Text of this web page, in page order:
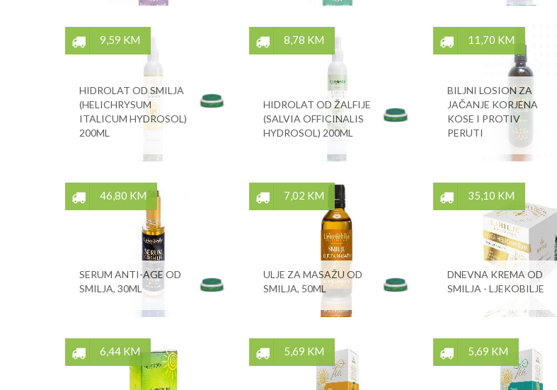
9,59 KM
HIDROLAT OD SMILJA
(HELICHRYSUM
ITALICUM HYDROSOL)
200ML
8,78 KM
HIDROLAT OD ŽALFIJE
(SALVIA OFFICINALIS
HYDROSOL) 200ML
11,70 KM
BILJNI LOSION ZA
JAČANJE KORJENA
KOSE I PROTIV
PERUTI
46,80 KM
SERUM ANTI-AGE OD
SMILJA, 30ML
7,02 KM
ULJE ZA MASAŽU OD
SMILJA, 50ML
35,10 KM
DNEVNA KREMA OD
SMILJA - LJEKOBILJE
6,44 KM 5,69 KM 5,69 KM